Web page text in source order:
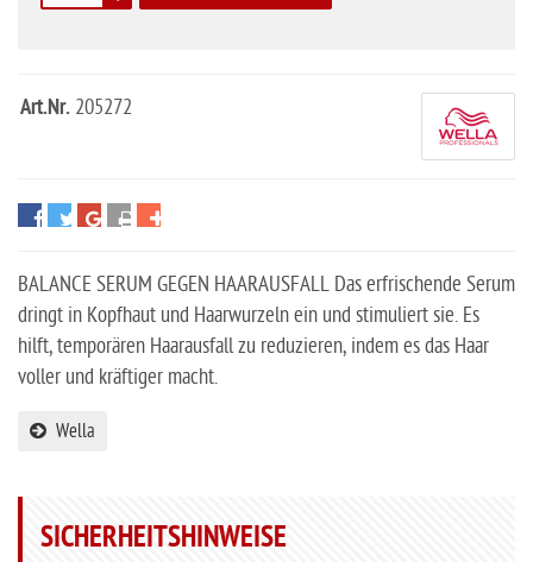
Art.Nr. 205272
BALANCE SERUM GEGEN HAARAUSFALL Das erfrischende Serum
dringt in Kopfhaut und Haarwurzeln ein und stimuliert sie. Es
hilft, temporären Haarausfall zu reduzieren, indem es das Haar
voller und kräftiger macht.
Wella
SICHERHEITSHINWEISE